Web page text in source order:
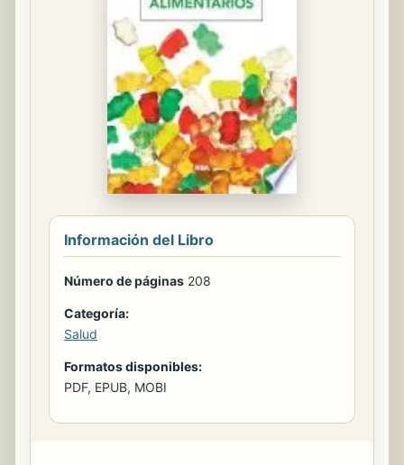
Información del Libro
Número de páginas 208
Categoría:
Salud
Formatos disponibles:
PDF, EPUB, MOBI